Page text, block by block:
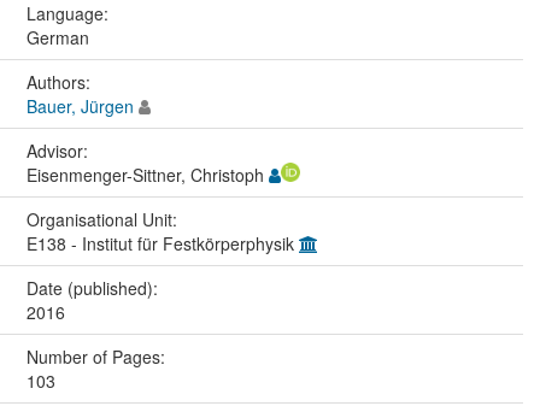
Language:
German
Authors:
Bauer, Jürgen
Advisor:
Eisenmenger-Sittner, Christoph
Organisational Unit:
E138 - Institut für Festkörperphysik
Date (published):
2016
Number of Pages:
103